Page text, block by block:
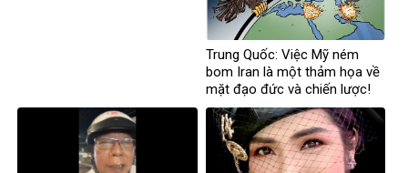
Trung Quốc: Việc Mỹ ném
bom Iran là một thảm họa về
mặt đạo đức và chiến lược!